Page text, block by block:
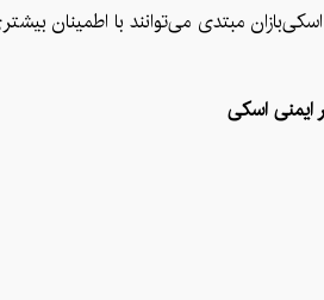
اسکی‌بازان مبتدی می‌توانند با اطمینان
ایمنی اسکی